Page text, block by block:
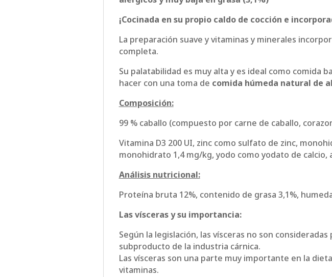
¡Cocinada en su propio caldo de cocción e
La preparación suave y vitaminas y minerales
completa.
Su palatabilidad es muy alta y es ideal como comida
hacer con una toma de comida húmeda natural de
Composición:
99 % caballo (compuesto por carne de caballo,
Vitamina D3 200 UI, zinc como sulfato de zinc,
monohidrato 1,4 mg/kg, yodo como yodato de calcio,
Análisis nutricional:
Proteína bruta 12%, contenido de grasa 3,1%,
Las vísceras y su importancia:
Según la legislación, las vísceras no son
subproducto de la industria cárnica.
Las vísceras son una parte muy importante en la
vitaminas.